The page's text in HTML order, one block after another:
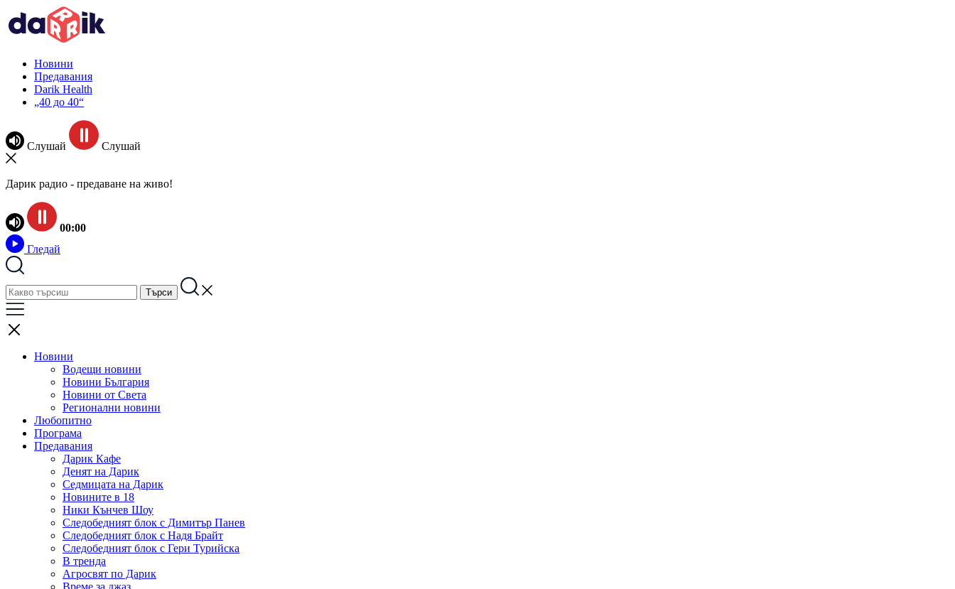
Новини
Предавания
Darik Health
„40 до 40“
Слушай Слушай
Дарик радио - предаване на живо!
00:00
Гледай
Новини
Водещи новини
Новини България
Новини от Света
Регионални новини
Любопитно
Програма
Предавания
Дарик Кафе
Денят на Дарик
Седмицата на Дарик
Новините в 18
Ники Кънчев Шоу
Следобедният блок с Димитър Панев
Следобедният блок с Надя Брайт
Следобедният блок с Гери Турийска
В тренда
Агросвят по Дарик
Време за джаз